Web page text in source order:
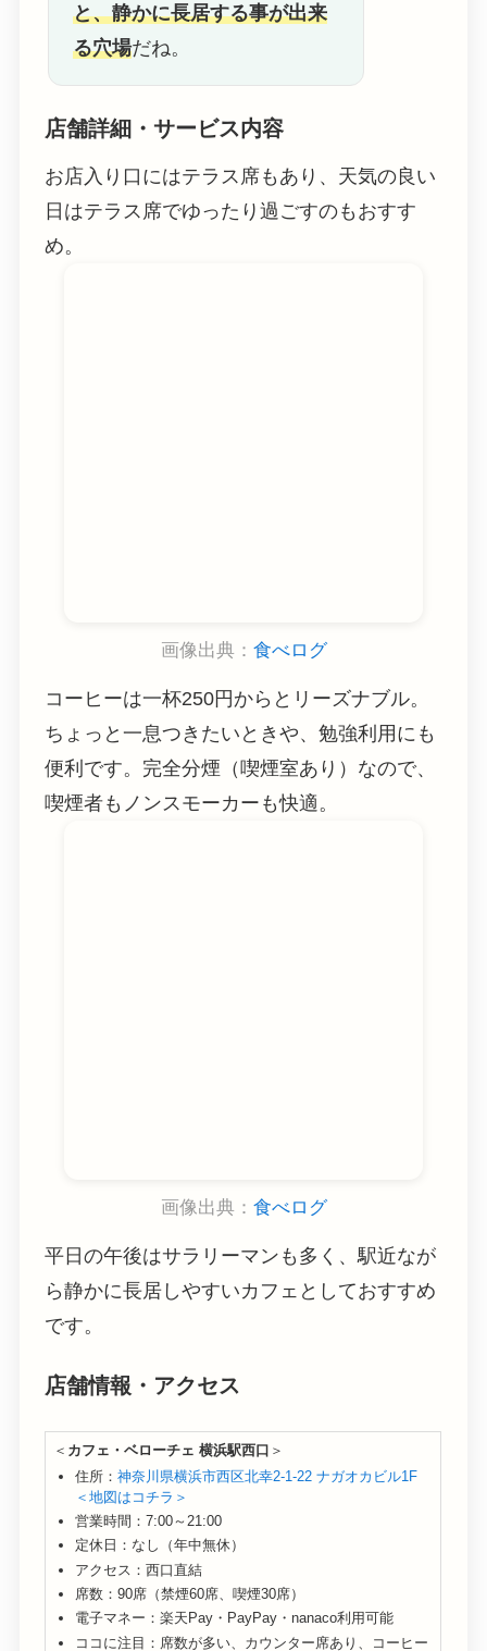
と、静かに長居する事が出来
る穴場だね。
店舗詳細・サービス内容
お店入り口にはテラス席もあり、天気の良い
日はテラス席でゆったり過ごすのもおすす
め。
画像出典： 食べログ
コーヒーは一杯250円からとリーズナブル。
ちょっと一息つきたいときや、勉強利用にも
便利です。完全分煙（喫煙室あり）なので、
喫煙者もノンスモーカーも快適。
画像出典： 食べログ
平日の午後はサラリーマンも多く、駅近なが
ら静かに長居しやすいカフェとしておすすめ
です。
店舗情報・アクセス
＜ カフェ・ベローチェ 横浜駅西口 ＞
住所： 神奈川県横浜市西区北幸2-1-22 ナガオカビル1F
＜地図はコチラ＞
営業時間：7:00～21:00
定休日：なし（年中無休）
アクセス：西口直結
席数：90席（禁煙60席、喫煙30席）
電子マネー：楽天Pay・PayPay・nanaco利用可能
ココに注目：席数が多い、カウンター席あり、コーヒー